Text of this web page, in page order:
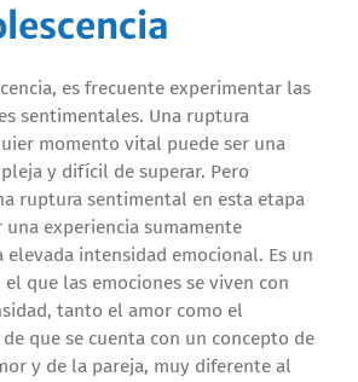
es frecuente experimentar las
sentimentales. Una ruptura
momento vital puede ser una
y difícil de superar. Pero
ruptura sentimental en esta etapa
una experiencia sumamente
elevada intensidad emocional. Es un
que las emociones se viven con
tanto el amor como el
de que se cuenta con un concepto de
y de la pareja, muy diferente al